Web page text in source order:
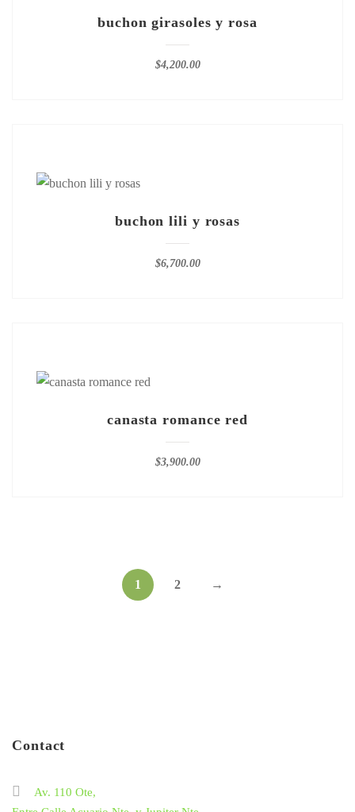
buchon girasoles y rosa
$4,200.00
buchon lili y rosas
$6,700.00
canasta romance red
$3,900.00
1 2 →
Contact
Av. 110 Ote,